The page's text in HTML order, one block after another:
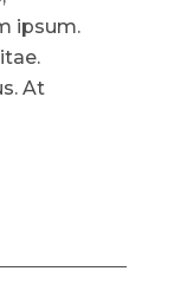
ipsum.
At